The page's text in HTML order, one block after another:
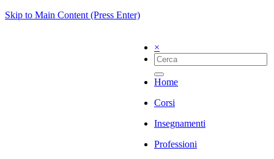
Skip to Main Content (Press Enter)
×
Home
Corsi
Insegnamenti
Professioni